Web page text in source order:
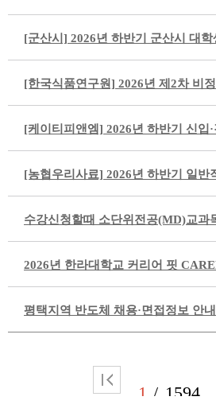
[군산시] 2026년 하반기 군산시 대
[한국식품연구원] 2026년 제2차 비
[케이티피앤엠] 2026년 하반기 신입
[농협우리사료] 2026년 하반기 일반
수강신청할때 소단위전공(MD)교과
2026년 한라대학교 커리어 핏
평택지역 반도체 채용·면접정보 안내
1 1594